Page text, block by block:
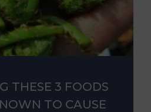
THESE 3 FOODS
TO CAUSE